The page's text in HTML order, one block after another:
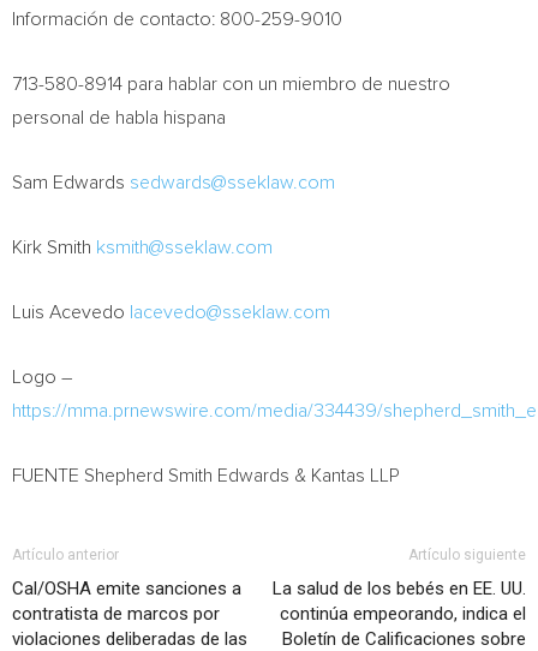
Información de contacto: 800-259-9010
713-580-8914 para hablar con un miembro de nuestro
personal de habla hispana
Sam Edwards sedwards@sseklaw.com
Kirk Smith ksmith@sseklaw.com
Luis Acevedo lacevedo@sseklaw.com
Logo –
https://mma.prnewswire.com/media/334439/
FUENTE Shepherd Smith Edwards & Kantas LLP
Artículo anterior
Cal/OSHA emite sanciones a
contratista de marcos por
violaciones deliberadas de las
Artículo siguiente
La salud de los bebés en EE. UU.
continúa empeorando, indica el
Boletín de Calificaciones sobre